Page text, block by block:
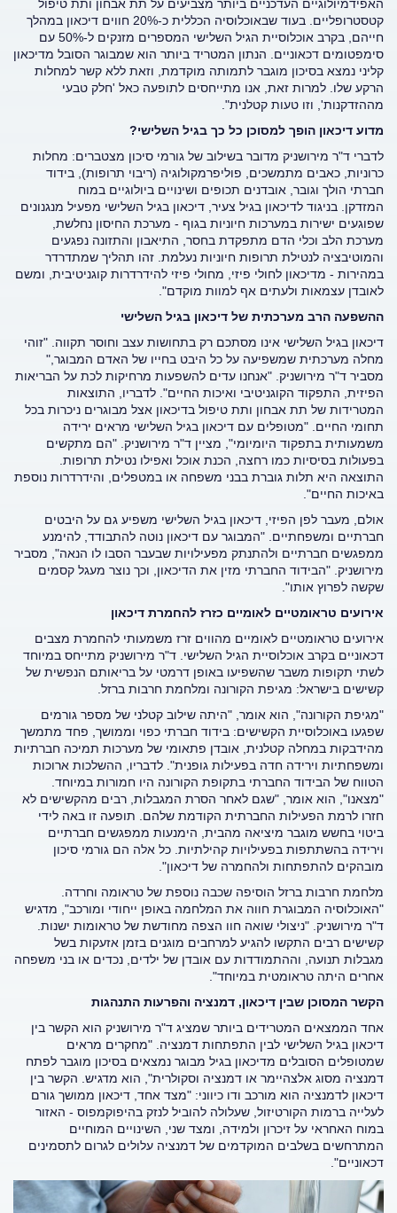
האפידמיולוגיים העדכניים ביותר מצביעים על תת אבחון ותת טיפול
קטסטרופליים. בעוד שבאוכלוסיה הכללית כ-20% חווים דיכאון במהלך
חייהם, בקרב אוכלוסיית הגיל השלישי המספרים מזנקים ל-50% עם
סימפטומים דכאוניים. הנתון המטריד ביותר הוא שמבוגר הסובל מדיכאון
קליני נמצא בסיכון מוגבר לתמותה מוקדמת, וזאת ללא קשר למחלות
הרקע שלו. למרות זאת, אנו מתייחסים לתופעה כאל 'חלק טבעי
מההזדקנות', וזו טעות קטלנית".
מדוע דיכאון הופך למסוכן כל כך בגיל השלישי?
לדברי ד"ר מירושניק מדובר בשילוב של גורמי סיכון מצטברים: מחלות
כרוניות, כאבים מתמשכים, פוליפרמקולוגיה (ריבוי תרופות), בידוד
חברתי הולך וגובר, אובדנים תכופים ושינויים ביולוגיים במוח
המזדקן. בניגוד לדיכאון בגיל צעיר, דיכאון בגיל השלישי מפעיל מנגנונים
שפוגעים ישירות במערכות חיוניות בגוף - מערכת החיסון נחלשת,
מערכת הלב וכלי הדם מתפקדת בחסר, התיאבון והתזונה נפגעים
והמוטיבציה לנטילת תרופות חיוניות נעלמת. זהו תהליך שמתדרדר
במהירות - מדיכאון לחולי פיזי, מחולי פיזי להידרדרות קוגניטיבית, ומשם
לאובדן עצמאות ולעתים אף למוות מוקדם".
ההשפעה הרב מערכתית של דיכאון בגיל השלישי
דיכאון בגיל השלישי אינו מסתכם רק בתחושות עצב וחוסר תקווה. "זוהי
מחלה מערכתית שמשפיעה על כל היבט בחייו של האדם המבוגר,"
מסביר ד"ר מירושניק. "אנחנו עדים להשפעות מרחיקות לכת על הבריאות
הפיזית, התפקוד הקוגניטיבי ואיכות החיים". לדבריו, התוצאות
המטרידות של תת אבחון ותת טיפול בדיכאון אצל מבוגרים ניכרות בכל
תחומי החיים. "מטופלים עם דיכאון בגיל השלישי מראים ירידה
משמעותית בתפקוד היומיומי", מציין ד"ר מירושניק. "הם מתקשים
בפעולות בסיסיות כמו רחצה, הכנת אוכל ואפילו נטילת תרופות.
התוצאה היא תלות גוברת בבני משפחה או במטפלים, והידרדרות נוספת
באיכות החיים".
אולם, מעבר לפן הפיזי, דיכאון בגיל השלישי משפיע גם על היבטים
חברתיים ומשפחתיים. "המבוגר עם דיכאון נוטה להתבודד, להימנע
ממפגשים חברתיים ולהתנתק מפעילויות שבעבר הסבו לו הנאה", מסביר
מירושניק. "הבידוד החברתי מזין את הדיכאון, וכך נוצר מעגל קסמים
שקשה לפרוץ אותו".
אירועים טראומטיים לאומיים כזרז להחמרת דיכאון
אירועים טראומטיים לאומיים מהווים זרז משמעותי להחמרת מצבים
דכאוניים בקרב אוכלוסיית הגיל השלישי. ד"ר מירושניק מתייחס במיוחד
לשתי תקופות משבר שהשפיעו באופן דרמטי על בריאותם הנפשית של
קשישים בישראל: מגיפת הקורונה ומלחמת חרבות ברזל.
"מגיפת הקורונה", הוא אומר, "היתה שילוב קטלני של מספר גורמים
שפגעו באוכלוסיית הקשישים: בידוד חברתי כפוי וממושך, פחד מתמשך
מהידבקות במחלה קטלנית, אובדן פתאומי של מערכות תמיכה חברתיות
ומשפחתיות וירידה חדה בפעילות גופנית". לדבריו, ההשלכות ארוכות
הטווח של הבידוד החברתי בתקופת הקורונה היו חמורות במיוחד.
"מצאנו", הוא אומר, "שגם לאחר הסרת המגבלות, רבים מהקשישים לא
חזרו לרמת הפעילות החברתית הקודמת שלהם. תופעה זו באה לידי
ביטוי בחשש מוגבר מיציאה מהבית, הימנעות ממפגשים חברתיים
וירידה בהשתתפות בפעילויות קהילתיות. כל אלה הם גורמי סיכון
מובהקים להתפתחות ולהחמרה של דיכאון".
מלחמת חרבות ברזל הוסיפה שכבה נוספת של טראומה וחרדה.
"האוכלוסיה המבוגרת חווה את המלחמה באופן ייחודי ומורכב", מדגיש
ד"ר מירושניק. "ניצולי שואה חוו הצפה מחודשת של טראומות ישנות.
קשישים רבים התקשו להגיע למרחבים מוגנים בזמן אזעקות בשל
מגבלות תנועה, וההתמודדות עם אובדן של ילדים, נכדים או בני משפחה
אחרים היתה טראומטית במיוחד".
הקשר המסוכן שבין דיכאון, דמנציה והפרעות התנהגות
אחד הממצאים המטרידים ביותר שמציג ד"ר מירושניק הוא הקשר בין
דיכאון בגיל השלישי לבין התפתחות דמנציה. "מחקרים מראים
שמטופלים הסובלים מדיכאון בגיל מבוגר נמצאים בסיכון מוגבר לפתח
דמנציה מסוג אלצהיימר או דמנציה וסקולרית", הוא מדגיש. הקשר בין
דיכאון לדמנציה הוא מורכב ודו כיווני: "מצד אחד, דיכאון ממושך גורם
לעלייה ברמות הקורטיזול, שעלולה להוביל לנזק בהיפוקמפוס - האזור
במוח האחראי על זיכרון ולמידה, ומצד שני, השינויים המוחיים
המתרחשים בשלבים המוקדמים של דמנציה עלולים לגרום לתסמינים
דכאוניים".